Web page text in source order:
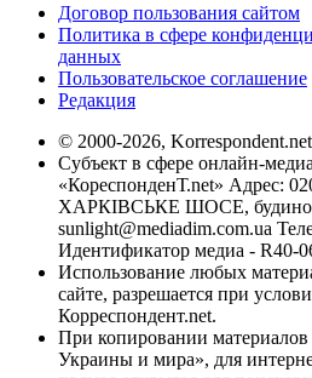
Договор пользования сайтом
Политика в сфере
данных
Пользовательское соглашение
Редакция
© 2000-2026, Korrespondent.net
Субъект в сфере онлайн-
«КореспонденТ.net» Адрес:
ХАРКІВСЬКЕ ШОСЕ, будинок
sunlight@mediadim.com.ua
Идентификатор медиа - R40-
Использование любых
сайте, разрешается при
Корреспондент.net.
При копировании
Украины и мира», для